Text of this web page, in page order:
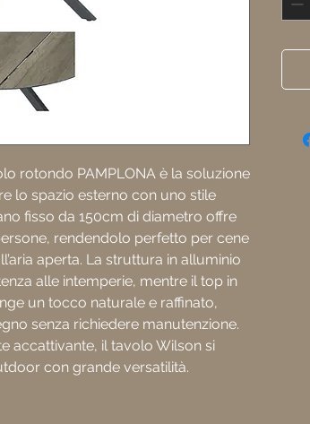
rotondo PAMPLONA è la soluzione
lo spazio esterno con uno stile
fisso da 150cm di diametro offre
rendendolo perfetto per cene
aperta. La struttura in alluminio
alle intemperie, mentre il top in
un tocco naturale e raffinato,
senza richiedere manutenzione.
accattivante, il tavolo Wilson si
con grande versatilità.